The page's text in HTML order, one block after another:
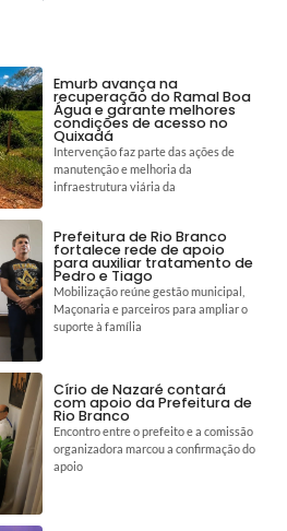
Emurb avança na
recuperação do Ramal Boa
Água e garante melhores
condições de acesso no
Quixadá
Intervenção faz parte das ações de
manutenção e melhoria da
infraestrutura viária da
Prefeitura de Rio Branco
fortalece rede de apoio
para auxiliar tratamento de
Pedro e Tiago
Mobilização reúne gestão municipal,
Maçonaria e parceiros para ampliar o
suporte à família
Círio de Nazaré contará
com apoio da Prefeitura de
Rio Branco
Encontro entre o prefeito e a comissão
organizadora marcou a confirmação do
apoio